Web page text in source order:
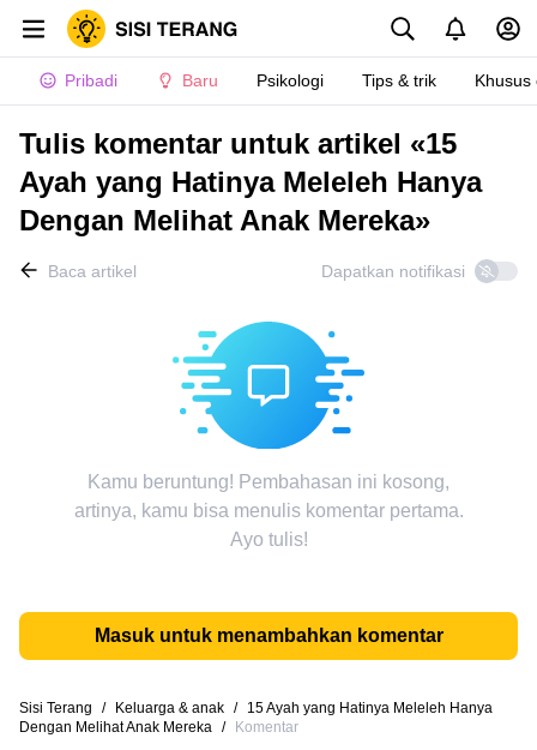
Pribadi Baru Psikologi Tips & trik Khusus
Tulis komentar untuk artikel «15
Ayah yang Hatinya Meleleh Hanya
Dengan Melihat Anak Mereka»
Baca artikel Dapatkan notifikasi
Kamu beruntung! Pembahasan ini kosong,
artinya, kamu bisa menulis komentar pertama.
Ayo tulis!
Masuk untuk menambahkan komentar
Sisi Terang / Keluarga & anak /
15 Ayah yang Hatinya Meleleh Hanya
Dengan Melihat Anak Mereka / Komentar